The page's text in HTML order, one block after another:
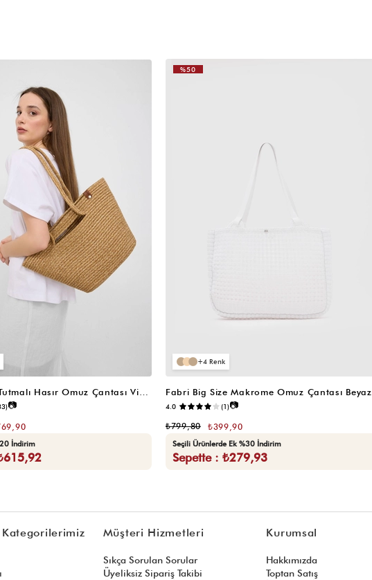
📷
İndirim
4
Fabri Big Size Makrome Omuz Çantası Beyaz
4.0 (1)📷
₺399,90
₺799,80
Seçili Ürünlerde Ek %30 İndirim
Sepette : ₺279,93
%50
Kategorilerimiz Müşteri Hizmetleri
Sıkça Sorulan Sorular
Üyeliksiz Sipariş Takibi
Kurumsal
Hakkımızda
Toptan Satış